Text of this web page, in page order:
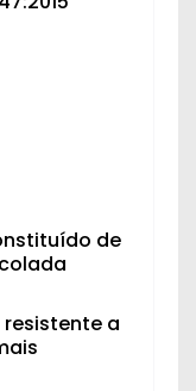
de
resistente a